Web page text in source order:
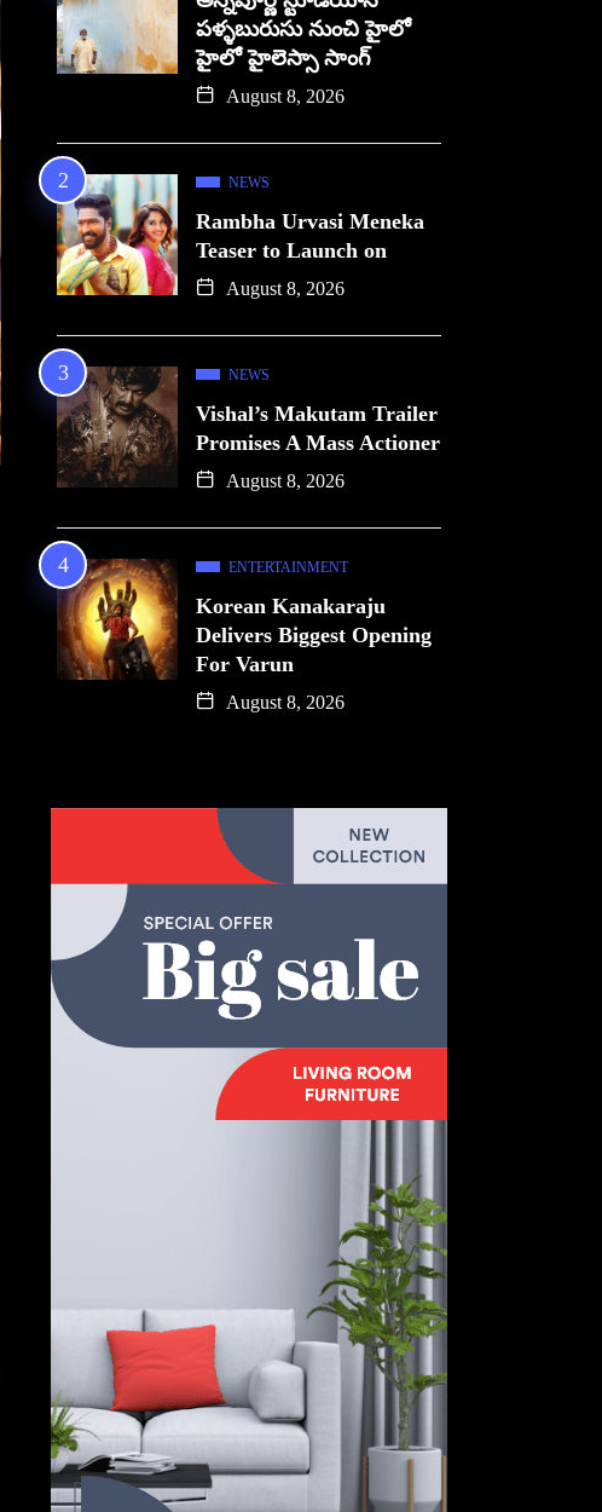
పళ్ళబురుసు నుంచి హైలో
హైలో హైలెస్సా సాంగ్
August 8, 2026
NEWS
Rambha Urvasi Meneka
Teaser to Launch on
August 8, 2026
NEWS
Vishal’s Makutam Trailer
Promises A Mass Actioner
August 8, 2026
ENTERTAINMENT
Korean Kanakaraju
Delivers Biggest Opening
For Varun
August 8, 2026